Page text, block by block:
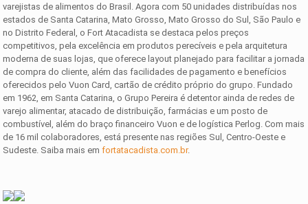
varejistas de alimentos do Brasil. Agora com 50 unidades distribuídas nos
estados de Santa Catarina, Mato Grosso, Mato Grosso do Sul, São Paulo e
no Distrito Federal, o Fort Atacadista se destaca pelos preços
competitivos, pela excelência em produtos perecíveis e pela arquitetura
moderna de suas lojas, que oferece layout planejado para facilitar a jornada
de compra do cliente, além das facilidades de pagamento e benefícios
oferecidos pelo Vuon Card, cartão de crédito próprio do grupo. Fundado
em 1962, em Santa Catarina, o Grupo Pereira é detentor ainda de redes de
varejo alimentar, atacado de distribuição, farmácias e um posto de
combustível, além do braço financeiro Vuon e de logística Perlog. Com mais
de 16 mil colaboradores, está presente nas regiões Sul, Centro-Oeste e
Sudeste. Saiba mais emfortatacadista.com.br.